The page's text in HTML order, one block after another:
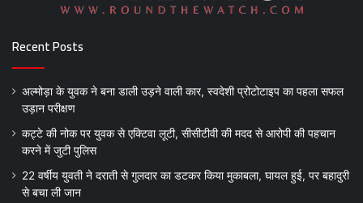
Recent Posts
अल्मोड़ा के युवक ने बना डाली उड़ने वाली कार, स्वदेशी प्रोटोटाइप का पहला सफल
उड़ान परीक्षण
कट्टे की नोक पर युवक से एक्टिवा लूटी, सीसीटीवी की मदद से आरोपी की पहचान
करने में जुटी पुलिस
22 वर्षीय युवती ने दराती से गुलदार का डटकर किया मुकाबला, घायल हुई, पर बहादुरी
से बचा ली जान